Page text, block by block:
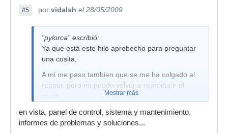
#5 por vidalsh el 28/05/2009
"pylorca" escribió:
Ya que está este hilo aprobecho para preguntar
una cosita,
A mi me paso tambien que se me ha colgado el
reaper, pero no puedo volver a reproducir el
Cuando se cuelga una app en windows envia un
alerta de error, que se enviaran los fallos donde
Mostrar más
en vista, panel de control, sistema y mantenimiento,
informes de problemas y soluciones...